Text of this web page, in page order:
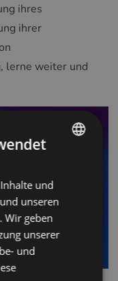
ihres
ihrer
lerne weiter und
POLISH
CZECH
GERMAN
SPANISH
und
unseren
Wir geben
unserer
und